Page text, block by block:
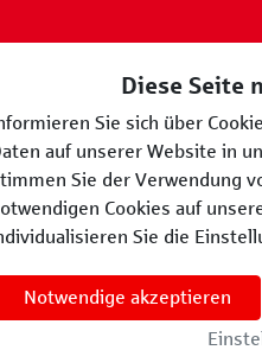
Diese Seite
Sie sich über
auf unserer Website in
Sie der Verwendung
Cookies auf
Sie die
Notwendige akzeptieren
Projekte kann ich
auch mehrere
oder Projekt
Projekte auf der